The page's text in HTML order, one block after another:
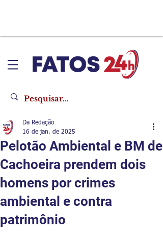
Pelotão Ambiental e BM de
Cachoeira prendem dois
homens por crimes
ambiental e contra
patrimônio
Da Redação
16 de jan. de 2025